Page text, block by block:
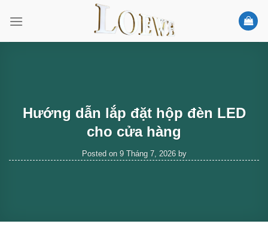
Hướng dẫn lắp đặt hộp đèn LED
cho cửa hàng
Posted on 9 Tháng 7, 2026by